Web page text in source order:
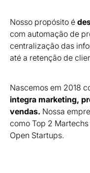
Nosso propósito é
com automação de
centralização das
até a retenção de
Nascemos em 2018
integra marketing,
vendas. Nossa
como Top 2
Open Startups.